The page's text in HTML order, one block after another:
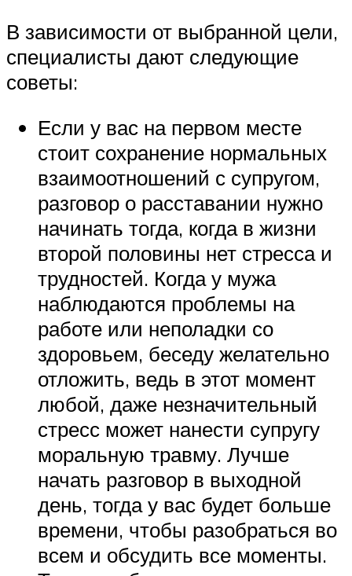
В зависимости от выбранной цели,
специалисты дают следующие
советы:
Если у вас на первом месте
стоит сохранение нормальных
взаимоотношений с супругом,
разговор о расставании нужно
начинать тогда, когда в жизни
второй половины нет стресса и
трудностей. Когда у мужа
наблюдаются проблемы на
работе или неполадки со
здоровьем, беседу желательно
отложить, ведь в этот момент
любой, даже незначительный
стресс может нанести супругу
моральную травму. Лучше
начать разговор в выходной
день, тогда у вас будет больше
времени, чтобы разобраться во
всем и обсудить все моменты.